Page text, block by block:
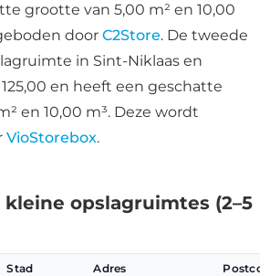
grootte van 5,00 m² en 10,00
doorC2Store. De tweede
in Sint-Niklaas en
en heeft een geschatte
en 10,00 m³. Deze wordt
VioStorebox.
opslagruimtes (2–5
Stad Adres